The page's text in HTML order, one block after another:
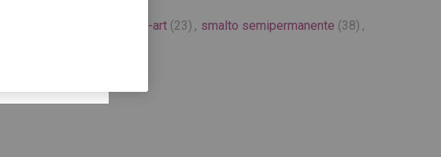
nail-art (23) , smalto semipermanente (38) ,